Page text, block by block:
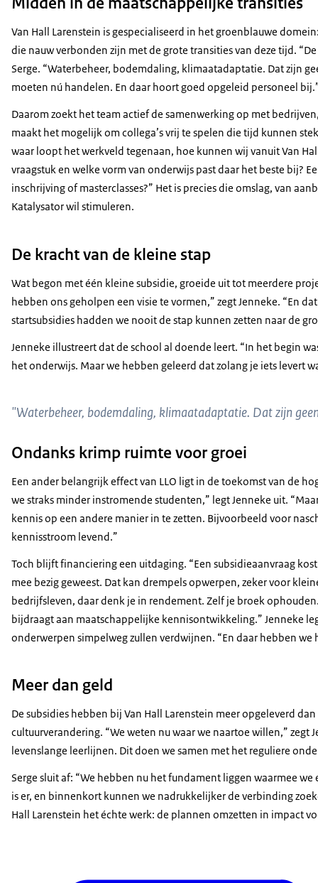
Van Hall Larenstein is gespecialiseerd in het groenblauwe
die nauw verbonden zijn met de grote transities van deze tijd.
Serge. “Waterbeheer, bodemdaling, klimaatadaptatie. Dat zijn
moeten nú handelen. En daar hoort goed opgeleid personeel
Daarom zoekt het team actief de samenwerking op met
maakt het mogelijk om collega’s vrij te spelen die tijd kunnen
waar loopt het werkveld tegenaan, hoe kunnen wij vanuit Van
vraagstuk en welke vorm van onderwijs past daar het beste bij?
inschrijving of masterclasses?” Het is precies die omslag, van
Katalysator wil stimuleren.
De kracht van de kleine stap
Wat begon met één kleine subsidie, groeide uit tot meerdere
hebben ons geholpen een visie te vormen,” zegt Jenneke. “En
startsubsidies hadden we nooit de stap kunnen zetten naar de
Jenneke illustreert dat de school al doende leert. “In het begin
het onderwijs. Maar we hebben geleerd dat zolang je iets levert
"Waterbeheer, bodemdaling, klimaatadaptatie. Dat zijn
Ondanks krimp ruimte voor groei
Een ander belangrijk effect van LLO ligt in de toekomst van de
we straks minder instromende studenten,” legt Jenneke uit.
kennis op een andere manier in te zetten. Bijvoorbeeld voor
kennisstroom levend.”
Toch blijft financiering een uitdaging. “Een subsidieaanvraag
mee bezig geweest. Dat kan drempels opwerpen, zeker voor
bedrijfsleven, daar denk je in rendement. Zelf je broek
bijdraagt aan maatschappelijke kennisontwikkeling.” Jenneke
onderwerpen simpelweg zullen verdwijnen. “En daar hebben we
Meer dan geld
De subsidies hebben bij Van Hall Larenstein meer opgeleverd
cultuurverandering. “We weten nu waar we naartoe willen,” zegt
levenslange leerlijnen. Dit doen we samen met het reguliere
Serge sluit af: “We hebben nu het fundament liggen waarmee
is er, en binnenkort kunnen we nadrukkelijker de verbinding
Hall Larenstein het échte werk: de plannen omzetten in impact